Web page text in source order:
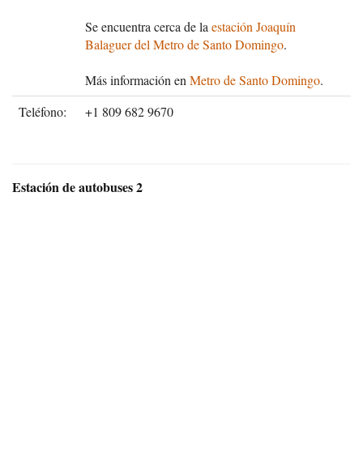
Se encuentra cerca de la estación Joaquín
Balaguer del Metro de Santo Domingo.
Más información en Metro de Santo Domingo.
Teléfono:
+1 809 682 9670
Estación de autobuses 2